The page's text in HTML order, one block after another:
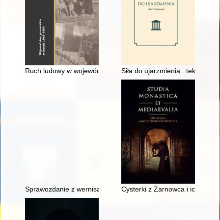
Ruch ludowy w województwie poznańskim w latach 1945-
Siła do ujarzmienia : teksty
Sprawozdanie z wernisażu wystawy "Łódź poprzez wieki",
Cysterki z Żarnowca i ich